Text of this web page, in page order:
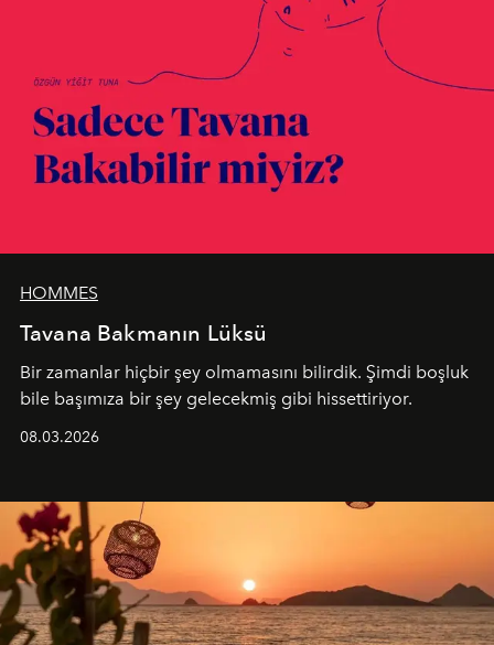
HOMMES
Tavana Bakmanın Lüksü
Bir zamanlar hiçbir şey olmamasını bilirdik. Şimdi boşluk
bile başımıza bir şey gelecekmiş gibi hissettiriyor.
08.03.2026